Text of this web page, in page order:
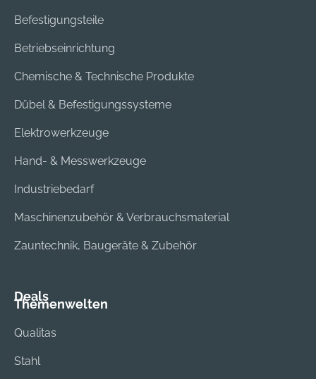
Befestigungsteile
Betriebseinrichtung
Chemische & Technische Produkte
Dübel & Befestigungssysteme
Elektrowerkzeuge
Hand- & Messwerkzeuge
Industriebedarf
Maschinenzubehör & Verbrauchsmaterial
Zauntechnik, Baugeräte & Zubehör
Deals
Themenwelten
Qualitas
Stahl